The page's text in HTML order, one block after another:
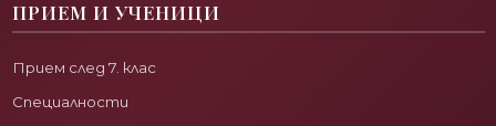
ПРИЕМ И УЧЕНИЦИ
Прием след 7. клас
Специалности